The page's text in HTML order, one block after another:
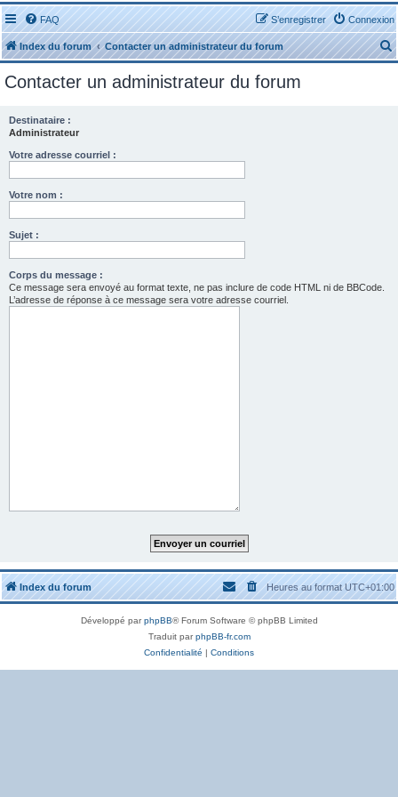
FAQ Connexion
S’enregistrer
Index du forum Contacter un administrateur du forum
e
Contacter un administrateur du forum
Destinataire :
Administrateur
Votre adresse courriel :
Votre nom :
Sujet :
Corps du message :
Ce message sera envoyé au format texte, ne pas inclure de code HTML ni de BBCode.
L’adresse de réponse à ce message sera votre adresse courriel.
Index du forum Heures au formatUTC+01:00
Développé parphpBB® Forum Software © phpBB Limited
Traduit parphpBB-fr.com
Confidentialité | Conditions